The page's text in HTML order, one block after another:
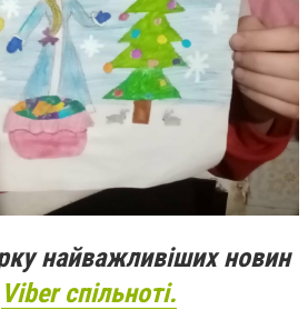
найважливіших новин
Viber спільноті.